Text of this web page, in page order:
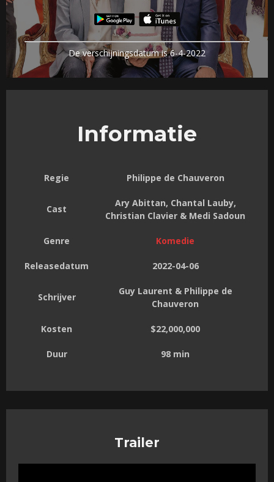
De verschijningsdatum is 6-4-2022
Informatie
Regie Philippe de Chauveron
Cast
Ary Abittan, Chantal Lauby,
Christian Clavier & Medi Sadoun
Genre Komedie
Releasedatum 2022-04-06
Schrijver
Guy Laurent & Philippe de
Chauveron
Kosten $22,000,000
Duur 98 min
Trailer